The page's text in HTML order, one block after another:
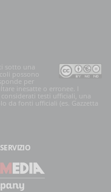
sotto una
possono
per
inesatte o erronee. I
testi ufficiali, una
da fonti ufficiali (es. Gazzetta